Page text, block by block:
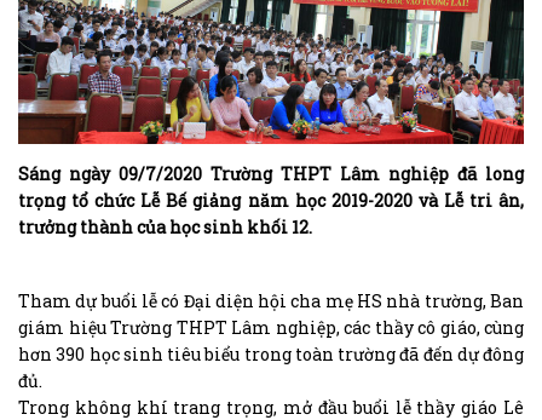
Sáng ngày 09/7/2020 Trường THPT Lâm nghiệp đã long
trọng tổ chức Lễ Bế giảng năm học 2019-2020 và Lễ tri ân,
trưởng thành của học sinh khối 12.
Tham dự buổi lễ có Đại diện hội cha mẹ HS nhà trường, Ban
giám hiệu Trường THPT Lâm nghiệp, các thầy cô giáo, cùng
hơn 390 học sinh tiêu biểu trong toàn trường đã đến dự đông
đủ.
Trong không khí trang trọng, mở đầu buổi lễ thầy giáo Lê